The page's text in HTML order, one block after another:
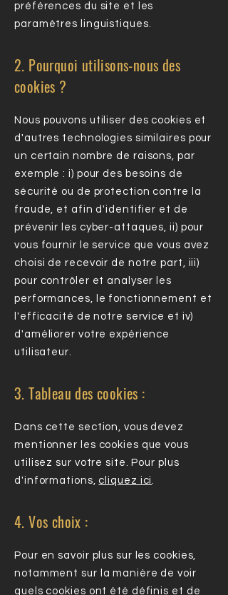
préférences du site et les
paramètres linguistiques.
2. Pourquoi utilisons-nous des
cookies ?
Nous pouvons utiliser des cookies et
d'autres technologies similaires pour
un certain nombre de raisons, par
exemple : i) pour des besoins de
sécurité ou de protection contre la
fraude, et afin d'identifier et de
prévenir les cyber-attaques, ii) pour
vous fournir le service que vous avez
choisi de recevoir de notre part, iii)
pour contrôler et analyser les
performances, le fonctionnement et
l'efficacité de notre service et iv)
d'améliorer votre expérience
utilisateur.
3. Tableau des cookies :
Dans cette section, vous devez
mentionner les cookies que vous
utilisez sur votre site. Pour plus
d'informations, cliquez ici.
4. Vos choix :
Pour en savoir plus sur les cookies,
notamment sur la manière de voir
quels cookies ont été définis et de